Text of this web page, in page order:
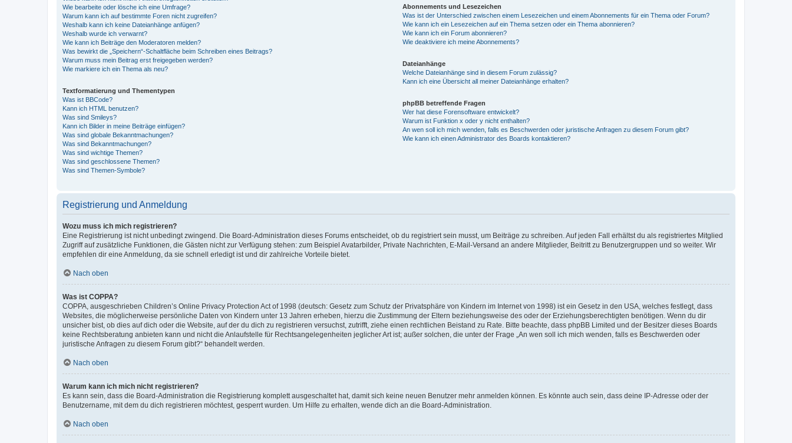
Wie bearbeite oder lösche ich eine Umfrage?
Warum kann ich auf bestimmte Foren nicht zugreifen?
Weshalb kann ich keine Dateianhänge anfügen?
Weshalb wurde ich verwarnt?
Wie kann ich Beiträge den Moderatoren melden?
Was bewirkt die „Speichern“-Schaltfläche beim Schreiben eines Beitrags?
Warum muss mein Beitrag erst freigegeben werden?
Wie markiere ich ein Thema als neu?
Textformatierung und Thementypen
Was ist BBCode?
Kann ich HTML benutzen?
Was sind Smileys?
Kann ich Bilder in meine Beiträge einfügen?
Was sind globale Bekanntmachungen?
Was sind Bekanntmachungen?
Was sind wichtige Themen?
Was sind geschlossene Themen?
Was sind Themen-Symbole?
Abonnements und Lesezeichen
Was ist der Unterschied zwischen einem Lesezeichen und einem Abonnements für ein Thema oder Forum?
Wie kann ich ein Lesezeichen auf ein Thema setzen oder ein Thema abonnieren?
Wie kann ich ein Forum abonnieren?
Wie deaktiviere ich meine Abonnements?
Dateianhänge
Welche Dateianhänge sind in diesem Forum zulässig?
Kann ich eine Übersicht all meiner Dateianhänge erhalten?
phpBB betreffende Fragen
Wer hat diese Forensoftware entwickelt?
Warum ist Funktion x oder y nicht enthalten?
An wen soll ich mich wenden, falls es Beschwerden oder juristische Anfragen zu diesem Forum gibt?
Wie kann ich einen Administrator des Boards kontaktieren?
Registrierung und Anmeldung
Wozu muss ich mich registrieren?
Eine Registrierung ist nicht unbedingt zwingend. Die Board-Administration dieses Forums entscheidet, ob du registriert sein musst, um Beiträge zu schreiben. Auf jeden Fall erhältst du als registriertes Mitglied
Zugriff auf zusätzliche Funktionen, die Gästen nicht zur Verfügung stehen: zum Beispiel Avatarbilder, Private Nachrichten, E-Mail-Versand an andere Mitglieder, Beitritt zu Benutzergruppen und so weiter. Wir
empfehlen dir eine Anmeldung, da sie schnell erledigt ist und dir zahlreiche Vorteile bietet.
Nach oben
Was ist COPPA?
COPPA, ausgeschrieben Children’s Online Privacy Protection Act of 1998 (deutsch: Gesetz zum Schutz der Privatsphäre von Kindern im Internet von 1998) ist ein Gesetz in den USA, welches festlegt, dass
Websites, die möglicherweise persönliche Daten von Kindern unter 13 Jahren erheben, hierzu die Zustimmung der Eltern beziehungsweise des oder der Erziehungsberechtigten benötigen. Wenn du dir
unsicher bist, ob dies auf dich oder die Website, auf der du dich zu registrieren versuchst, zutrifft, ziehe einen rechtlichen Beistand zu Rate. Bitte beachte, dass phpBB Limited und der Besitzer dieses Boards
keine Rechtsberatung anbieten kann und nicht die Anlaufstelle für Rechtsangelegenheiten jeglicher Art ist; außer solchen, die unter der Frage „An wen soll ich mich wenden, falls es Beschwerden oder
juristische Anfragen zu diesem Forum gibt?“ behandelt werden.
Nach oben
Warum kann ich mich nicht registrieren?
Es kann sein, dass die Board-Administration die Registrierung komplett ausgeschaltet hat, damit sich keine neuen Benutzer mehr anmelden können. Es könnte auch sein, dass deine IP-Adresse oder der
Benutzername, mit dem du dich registrieren möchtest, gesperrt wurden. Um Hilfe zu erhalten, wende dich an die Board-Administration.
Nach oben